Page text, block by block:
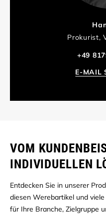
Prokurist,
+49
E-MAIL
VOM
INDIVIDUELLEN
Entdecken Sie in unserer
diesen Werebartikel und
für Ihre Branche, Zielgruppe